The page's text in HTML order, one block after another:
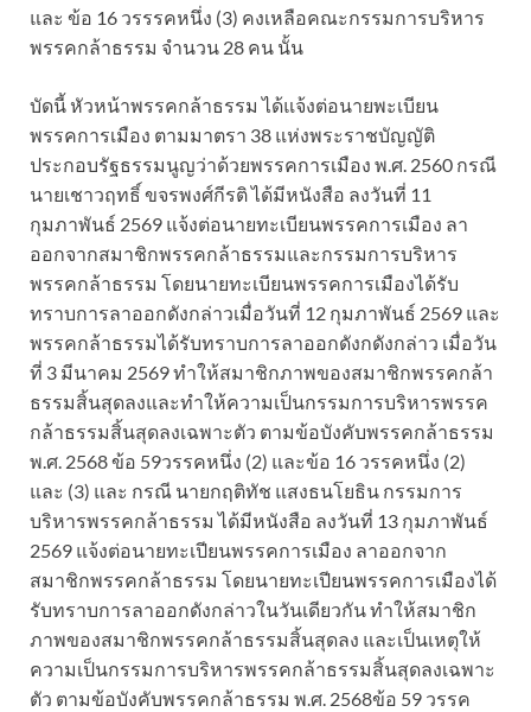
และ ข้อ 16 วรรรคหนึ่ง (3) คงเหลือคณะกรรมการบริหาร
พรรคกล้าธรรม จำนวน 28 คน นั้น
บัดนี้ หัวหน้าพรรคกล้าธรรม ได้แจ้งต่อนายพะเบียน
พรรคการเมือง ตามมาตรา 38 แห่งพระราชบัญญัติ
ประกอบรัฐธรรมนูญว่าด้วยพรรคการเมือง พ.ศ. 2560 กรณี
นายเชาวฤทธิ์ ขจรพงศ์กีรติ ได้มีหนังสือ ลงวันที่ 11
กุมภาพันธ์ 2569 แจ้งต่อนายทะเบียนพรรคการเมือง ลา
ออกจากสมาชิกพรรคกล้าธรรมและกรรมการบริหาร
พรรคกล้าธรรม โดยนายทะเบียนพรรคการเมืองได้รับ
ทราบการลาออกดังกล่าวเมื่อวันที่ 12 กุมภาพันธ์ 2569 และ
พรรคกล้าธรรมได้รับทราบการลาออกดังกดังกล่าว เมื่อวัน
ที่ 3 มีนาคม 2569 ทำให้สมาชิกภาพของสมาชิกพรรคกล้า
ธรรมสิ้นสุดลงและทำให้ความเป็นกรรมการบริหารพรรค
กล้าธรรมสิ้นสุดลงเฉพาะตัว ตามข้อบังคับพรรคกล้าธรรม
พ.ศ. 2568 ข้อ 59วรรคหนึ่ง (2) และข้อ 16 วรรคหนึ่ง (2)
และ (3) และ กรณี นายกฤติทัช แสงธนโยธิน กรรมการ
บริหารพรรคกล้าธรรม ได้มีหนังสือ ลงวันที่ 13 กุมภาพันธ์
2569 แจ้งต่อนายทะเปียนพรรคการเมือง ลาออกจาก
สมาชิกพรรคกล้าธรรม โดยนายทะเปียนพรรคการเมืองได้
รับทราบการลาออกดังกล่าวในวันเดียวกัน ทำให้สมาชิก
ภาพของสมาชิกพรรคกล้าธรรมสิ้นสุดลง และเป็นเหตุให้
ความเป็นกรรมการบริหารพรรคกล้าธรรมสิ้นสุดลงเฉพาะ
ตัว ตามข้อบังคับพรรคกล้าธรรม พ.ศ. 2568ข้อ 59 วรรค